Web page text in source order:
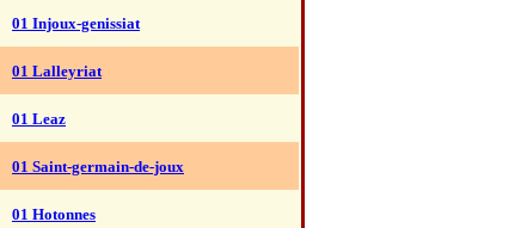
01 Injoux-genissiat
01 Lalleyriat
01 Leaz
01 Saint-germain-de-joux
01 Hotonnes